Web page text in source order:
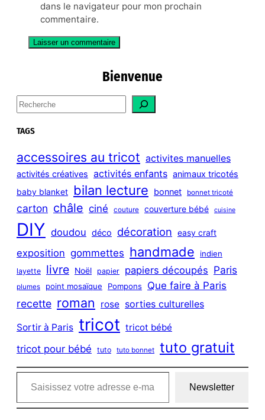
dans le navigateur pour mon prochain
commentaire.
Bienvenue
S
e
a
c
h
TAGS
accessoires au tricot activites manuelles
activités créatives activités enfants animaux tricotés
baby blanket bilan lecture bonnet bonnet tricoté
carton châle ciné couture couverture bébé cuisine
DIY doudou déco décoration easy craft
exposition gommettes handmade indien
layette livre Noël papier papiers découpés Paris
plumes point mosaïque Pompons Que faire à Paris
recette roman rose sorties culturelles
Sortir à Paris tricot tricot bébé
tricot pour bébé tuto tuto bonnet tuto gratuit
Saisissez votre adresse e-mail…
Newsletter